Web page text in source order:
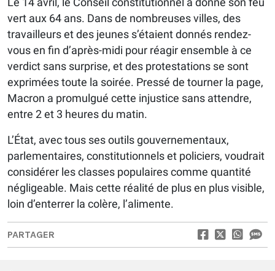
vert aux 64 ans. Dans de nombreuses villes, des
travailleurs et des jeunes s’étaient donnés rendez-
vous en fin d’après-midi pour réagir ensemble à ce
verdict sans surprise, et des protestations se sont
exprimées toute la soirée. Pressé de tourner la page,
Macron a promulgué cette injustice sans attendre,
entre 2 et 3 heures du matin.
L’État, avec tous ses outils gouvernementaux,
parlementaires, constitutionnels et policiers, voudrait
considérer les classes populaires comme quantité
négligeable. Mais cette réalité de plus en plus visible,
loin d’enterrer la colère, l’alimente.
PARTAGER